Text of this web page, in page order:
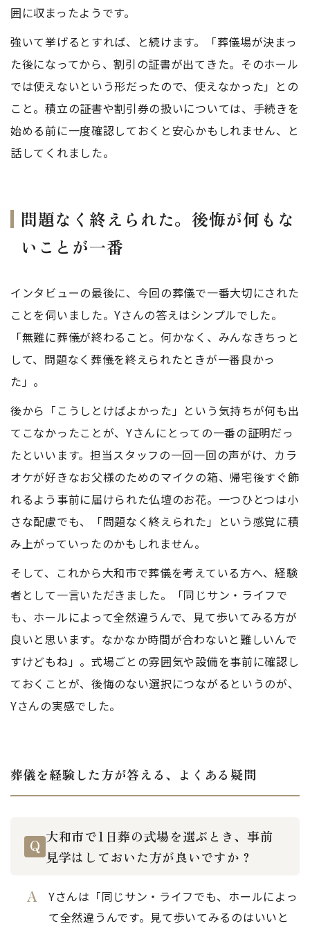
囲に収まったようです。
強いて挙げるとすれば、と続けます。「葬儀場が決まっ
た後になってから、割引の証書が出てきた。そのホール
では使えないという形だったので、使えなかった」との
こと。積立の証書や割引券の扱いについては、手続きを
始める前に一度確認しておくと安心かもしれません、と
話してくれました。
問題なく終えられた。後悔が何もな
いことが一番
インタビューの最後に、今回の葬儀で一番大切にされた
ことを伺いました。Yさんの答えはシンプルでした。
「無難に葬儀が終わること。何かなく、みんなきちっと
して、問題なく葬儀を終えられたときが一番良かっ
た」。
後から「こうしとけばよかった」という気持ちが何も出
てこなかったことが、Yさんにとっての一番の証明だっ
たといいます。担当スタッフの一回一回の声がけ、カラ
オケが好きなお父様のためのマイクの箱、帰宅後すぐ飾
れるよう事前に届けられた仏壇のお花。一つひとつは小
さな配慮でも、「問題なく終えられた」という感覚に積
み上がっていったのかもしれません。
そして、これから大和市で葬儀を考えている方へ、経験
者として一言いただきました。「同じサン・ライフで
も、ホールによって全然違うんで、見て歩いてみる方が
良いと思います。なかなか時間が合わないと難しいんで
すけどもね」。式場ごとの雰囲気や設備を事前に確認し
ておくことが、後悔のない選択につながるというのが、
Yさんの実感でした。
葬儀を経験した方が答える、よくある疑問
大和市で1日葬の式場を選ぶとき、事前
見学はしておいた方が良いですか？
Yさんは「同じサン・ライフでも、ホールによっ
て全然違うんです。見て歩いてみるのはいいと